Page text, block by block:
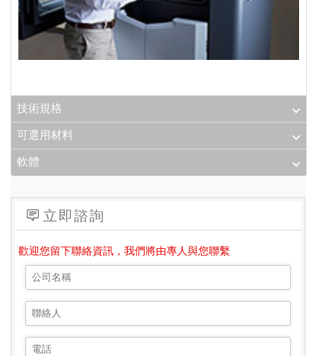
技術規格
可選用材料
軟體
立即諮詢
歡迎您留下聯絡資訊，我們將由專人與您聯繫